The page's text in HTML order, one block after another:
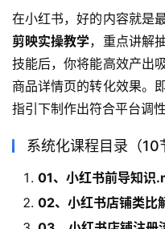
在小红书，好的内容就是
剪映实操教学，重点讲解
技能后，你将能高效产出
商品详情页的转化效果。
指引下制作出符合平台调
系统化课程目录（10
01、小红书前导知识
02、小红书店铺类比